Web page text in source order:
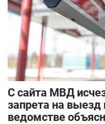
С сайта МВД
запрета на выезд
ведомстве